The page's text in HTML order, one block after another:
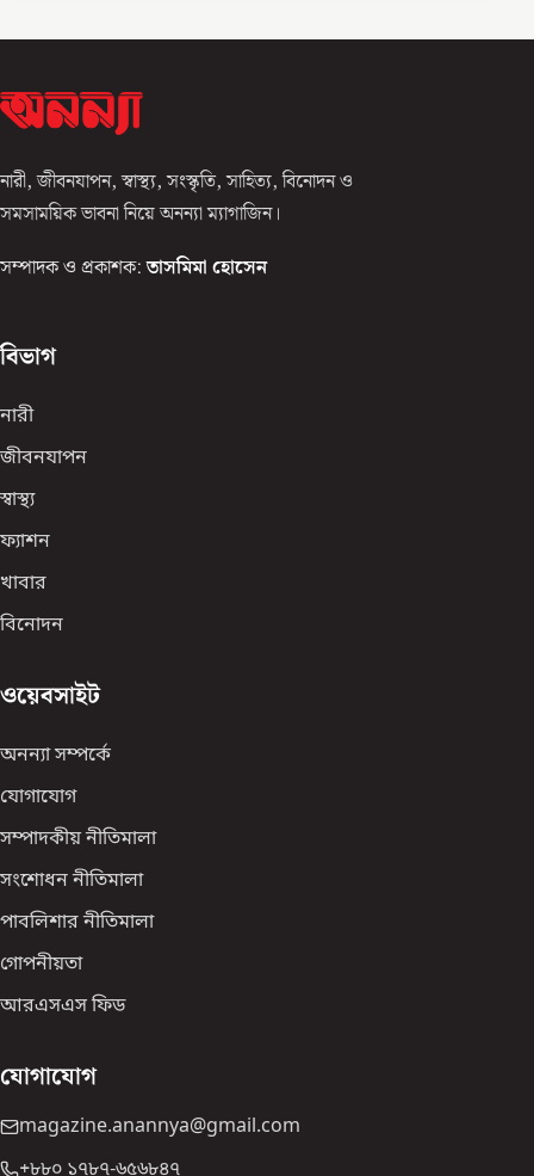
নারী, জীবনযাপন, স্বাস্থ্য, সংস্কৃতি, সাহিত্য, বিনোদন ও
সমসাময়িক ভাবনা নিয়ে অনন্যা ম্যাগাজিন।
সম্পাদক ও প্রকাশক: তাসমিমা হোসেন
বিভাগ
নারী
জীবনযাপন
স্বাস্থ্য
ফ্যাশন
খাবার
বিনোদন
ওয়েবসাইট
অনন্যা সম্পর্কে
যোগাযোগ
সম্পাদকীয় নীতিমালা
সংশোধন নীতিমালা
পাবলিশার নীতিমালা
গোপনীয়তা
আরএসএস ফিড
যোগাযোগ
magazine.anannya@gmail.com
+৮৮০ ১৭৮৭-৬৫৬৮৪৭